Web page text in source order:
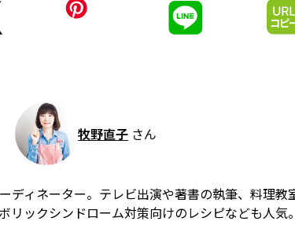
牧野直子 さん
ディネーター。テレビ出演や著書の執筆、料理教
ックシンドローム対策向けのレシピなども人気。